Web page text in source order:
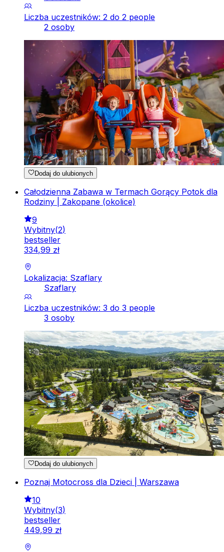
Liczba uczestników: 2 do 2 people
2 osoby
Dodaj do ulubionych
Całodzienna Zabawa w Termach Gorący Potok dla
Rodziny | Zakopane (okolice)
9
Wybitny(2)
bestseller
334,99 zł
Lokalizacja: Szaflary
Szaflary
Liczba uczestników: 3 do 3 people
3 osoby
Dodaj do ulubionych
Poznaj Motocross dla Dzieci | Warszawa
10
Wybitny(3)
bestseller
449,99 zł